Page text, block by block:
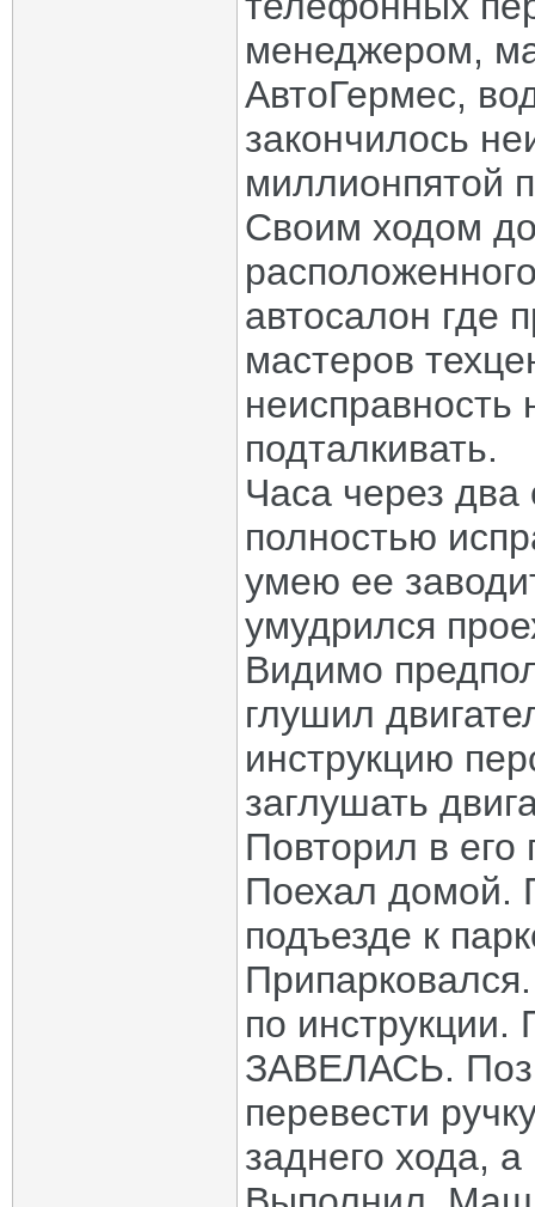
менеджером,
АвтоГермес,
закончилось
миллионпятой
Своим ходом
автосалон где
мастеров
подталкивать.
Часа через
полностью
умею ее
умудрился
Видимо
глушил
инструкцию
заглушать
Повторил в его
Поехал домой.
подъезде к
по инструкции.
ЗАВЕЛАСЬ.
перевести
заднего хода,